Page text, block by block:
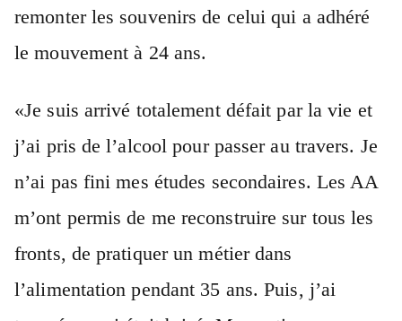
remonter les souvenirs de celui qui a adhéré
le mouvement à 24 ans.
«Je suis arrivé totalement défait par la vie et
j’ai pris de l’alcool pour passer au travers. Je
n’ai pas fini mes études secondaires. Les AA
m’ont permis de me reconstruire sur tous les
fronts, de pratiquer un métier dans
l’alimentation pendant 35 ans. Puis, j’ai